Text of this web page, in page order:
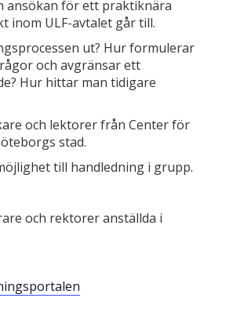
ansökan för ett praktiknära
inom ULF-avtalet går till.
ut? Hur formulerar
och avgränsar ett
Hur hittar man tidigare
och lektorer från Center för
stad.
till handledning i grupp.
och rektorer anställda i